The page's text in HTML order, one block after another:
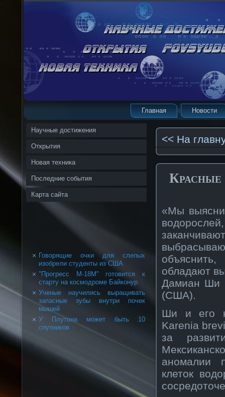
Главная Новости
Научные достижения
Открытия
Новая техника
Последние события
Карта сайта
Говорящие очки для слепых
изобрели студенты из США
"Прогресс М-18М" готовится к
старту на космодроме Байконур
Ученые научились выращивать
запасные зубы внутри почек
мышей
У Плутона может быть 10
спутников
<< На
Красные
«Мы
обладают
Дамиан Ши
(США).
Ши и его
Karenia
за
аномалии
клеток